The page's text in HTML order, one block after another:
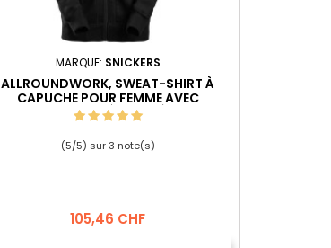
MARQUE: SNICKERS
ALLROUNDWORK, SWEAT-SHIRT À
CAPUCHE POUR FEMME AVEC
FERMETURE À GLISSIÈRE
(5/5) sur3 note(s)
Prix
105,46 CHF